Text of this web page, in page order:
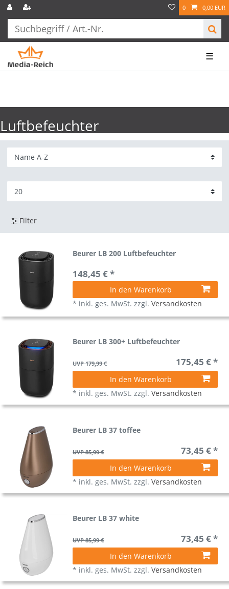
0 0,00 EUR
☰
Luftbefeuchter
Filter
Beurer LB 200 Luftbefeuchter
148,45 € *
In den Warenkorb
* inkl. ges. MwSt. zzgl.Versandkosten
Beurer LB 300+ Luftbefeuchter
UVP 179,99 € 175,45 € *
In den Warenkorb
* inkl. ges. MwSt. zzgl.Versandkosten
Beurer LB 37 toffee
UVP 85,99 € 73,45 € *
In den Warenkorb
* inkl. ges. MwSt. zzgl.Versandkosten
Beurer LB 37 white
UVP 85,99 € 73,45 € *
In den Warenkorb
* inkl. ges. MwSt. zzgl.Versandkosten